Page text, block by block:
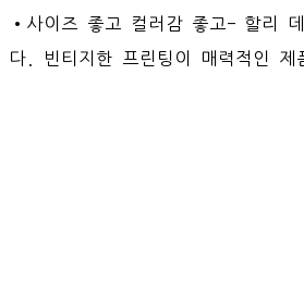
•사이즈 좋고 컬러감 좋고- 할리
다. 빈티지한 프린팅이 매력적인 제